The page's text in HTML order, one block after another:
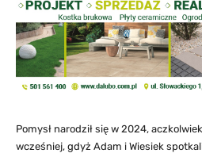
Pomysł narodził się w 2024,
wcześniej, gdyż Adam i Wiesiek